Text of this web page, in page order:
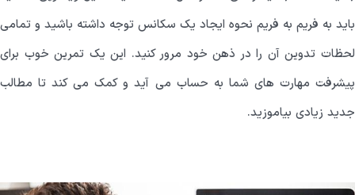
باید به فریم به فریم نحوه ایجاد یک سکانس توجه داشته باشید و تمامی
لحظات تدوین آن را در ذهن خود مرور کنید. این یک تمرین خوب برای
پیشرفت مهارت های شما به حساب می آید و کمک می کند تا مطالب
جدید زیادی بیاموزید.